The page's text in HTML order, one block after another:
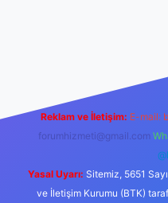
Reklam ve İletişim: E-mail:
forumhizmeti@gmail.com
Yasal Uyarı: Sitemiz, 5651
ve İletişim Kurumu (BTK)